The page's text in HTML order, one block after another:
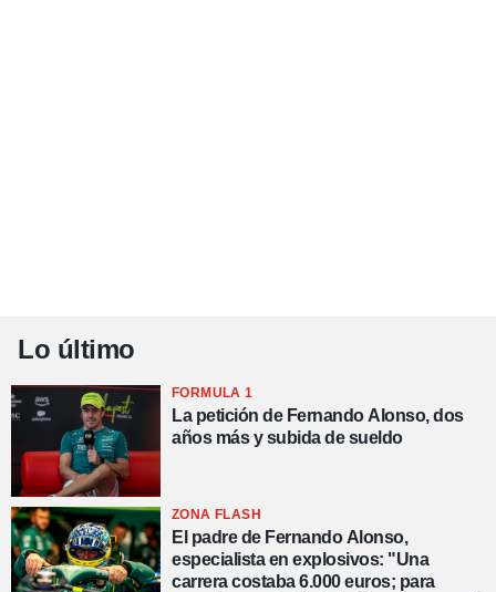
Lo último
FORMULA 1
La petición de Fernando Alonso, dos
años más y subida de sueldo
ZONA FLASH
El padre de Fernando Alonso,
especialista en explosivos: "Una
carrera costaba 6.000 euros; para